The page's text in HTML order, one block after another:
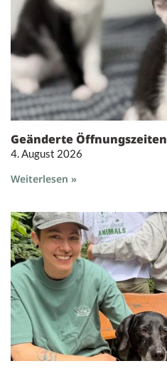
Geänderte Öffnungszeiten
4. August 2026
Weiterlesen »